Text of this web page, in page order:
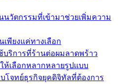
วัตกรรมที่เข้ามาช่วยเพิ่มความ
เพียงแค่ทางเลือก
บริการที่ร้านต่อผมลาดพร้าว
ห้เลือกหลากหลายรูปแบบ
โจทย์ธุรกิจยุคดิจิทัลที่ต้องการ